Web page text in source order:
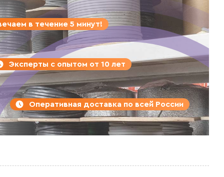
в течение 5 минут!
Эксперты с опытом от 10 лет
Оперативная доставка по всей России